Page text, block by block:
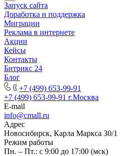
Запуск сайта
Доработка и поддержка
Миграции
Реклама в интернете
Акции
Кейсы
Контакты
Битрикс 24
Блог
+7 (499) 653-99-91
+7 (499) 653-99-91 г.Москва
E-mail
info@cmall.ru
Адрес
Новосибирск, Карла Маркса 30/1
Режим работы
Пн. – Пт.: с 9:00 до 17:00 (мск)